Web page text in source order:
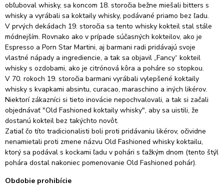
obľuboval whisky, sa koncom 18. storočia bežne miešali bitters s
whisky a vyrábali sa koktaily whisky, podávané priamo bez ľadu.
V prvých dekádach 19. storočia sa tento whisky kokteil stal stále
módnejším. Rovnako ako v prípade súčasných kokteilov, ako je
Espresso a Porn Star Martini, aj barmani radi pridávajú svoje
vlastné nápady a ingrediencie, a tak sa objavil „Fancy“ kokteil
whisky s ozdobami, ako je citrónová kôra a poháre so stopkou.
V 70. rokoch 19. storočia barmani vyrábali vylepšené koktaily
whisky s kvapkami absintu, curacao, maraschino a iných likérov.
Niektorí zákazníci si tieto inovácie nepochvalovali, a tak si začali
objednávať "Old Fashioned koktaily whisky", aby sa uistili, že
dostanú kokteil bez takýchto novôt.
Zatiaľ čo títo tradicionalisti boli proti pridávaniu likérov, očividne
nenamietali proti zmene názvu Old Fashioned whisky koktailu,
ktorý sa podával s kockami ľadu v pohári s ťažkým dnom (tento štýl
pohára dostal nakoniec pomenovanie Old Fashioned pohár).
Obdobie prohibície